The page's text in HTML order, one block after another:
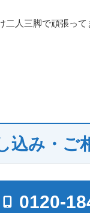
二人三脚で頑張って
込み・ご
0120-